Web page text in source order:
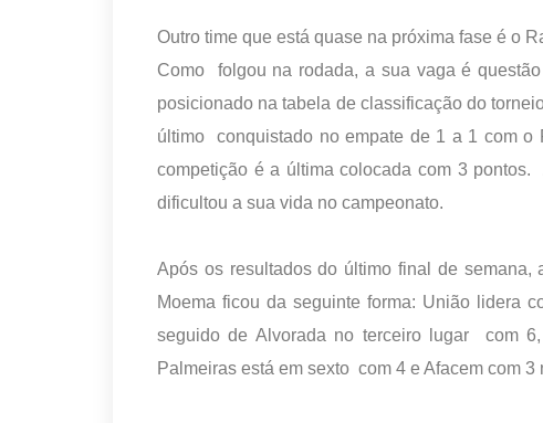
Outro time que está quase na próxima fase é o
Como folgou na rodada, a sua vaga é
posicionado na tabela de classificação do
último conquistado no empate de 1 a 1 com o
competição é a última colocada com 3
dificultou a sua vida no campeonato.
Após os resultados do último final de
Moema ficou da seguinte forma: União lidera
seguido de Alvorada no terceiro lugar com
Palmeiras está em sexto com 4 e Afacem com